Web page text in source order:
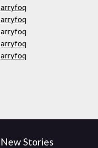
arryfoq
arryfoq
arryfoq
arryfoq
arryfoq
New Stories